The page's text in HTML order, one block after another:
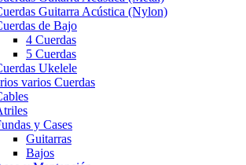
Guitarra Acústica (Nylon)
de Bajo
4 Cuerdas
5 Cuerdas
Ukelele
varios Cuerdas
y Cases
Guitarras
Bajos